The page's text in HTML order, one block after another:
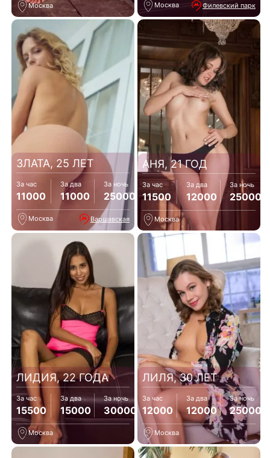
Москва Москва Филевский парк
ЗЛАТА, 25 ЛЕТ
За час
11000
За два
11000
За ночь
25000
Москва Варшавская
АНЯ, 21 ГОД
За час
11500
За два
12000
За ночь
25000
Москва
ЛИДИЯ, 22 ГОДА
За час
15500
За два
15000
За ночь
30000
Москва
ЛИЛЯ, 30 ЛЕТ
За час
12000
За два
12000
За ночь
25000
Москва